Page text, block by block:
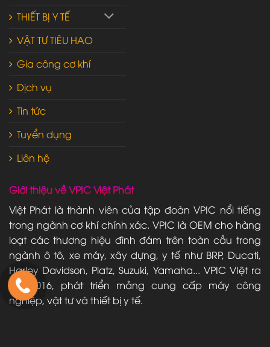
THIẾT BỊ Y TẾ
VẬT TƯ TIÊU HAO
Gia công cơ khí
Dịch vụ
Tin tức
Tuyển dụng
Liên hệ
Giới thiệu về VPIC Việt Phát
Việt Phát là thành viên của tập đoàn VPIC nổi tiếng
trong ngành cơ khí chính xác. VPIC là OEM cho hàng
loạt các thương hiệu đình đám trên toàn cầu trong
ngành ô tô, xe máy, xây dựng, y tế như BRP, Ducati,
Harley Davidson, Platz, Suzuki, Yamaha... VPIC VIệt ra
đời 2016, phát triển mảng cung cấp máy công
nghiệp, vật tư và thiết bị y tế.